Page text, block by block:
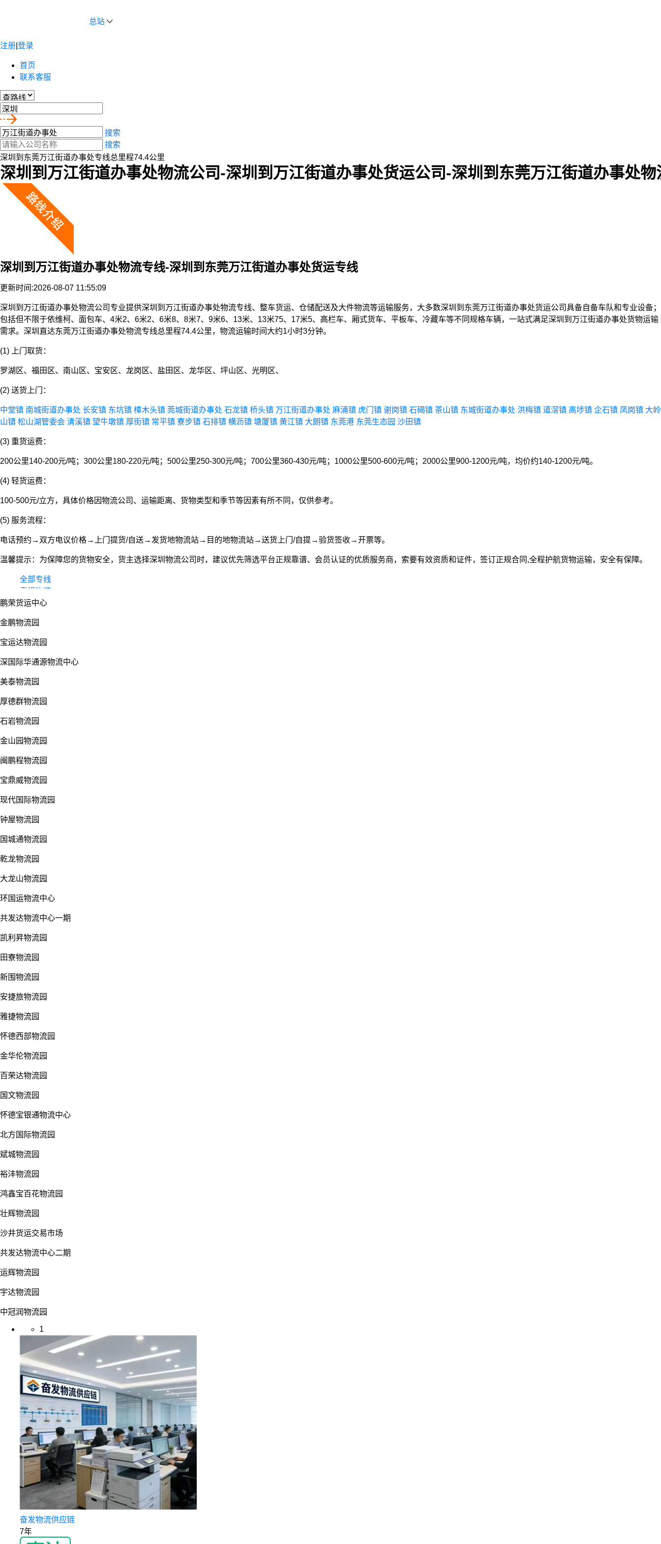
总站
注册 登录
首页
联系客服
搜索
搜索
深圳到东莞万江街道办事处专线总里程74.4公里
深圳到万江街道办事处物流公司-深圳到万江街道办事处货运公司-深圳到东莞万江街道办事处
深圳到万江街道办事处物流专线-深圳到东莞万江街道办事处货运专线
更新时间:2026-08-07 11:55:09
深圳到万江街道办事处物流公司专业提供深圳到万江街道办事处物流专线、整车货运、仓储配送及大件物流等运输服务，大多数深圳到东莞万江街道办事处货运公司具备自备车队和专业设备；
包括但不限于依维柯、面包车、4米2、6米2、6米8、8米7、9米6、13米、13米75、17米5、高栏车、厢式货车、平板车、冷藏车等不同规格车辆，一站式满足深圳到万江街道办事处货物运输
需求。深圳直达东莞万江街道办事处物流专线总里程74.4公里，物流运输时间大约1小时3分钟。
(1) 上门取货：
罗湖区、福田区、南山区、宝安区、龙岗区、盐田区、龙华区、坪山区、光明区、
(2) 送货上门：
中堂镇 南城街道办事处 长安镇 东坑镇 樟木头镇 莞城街道办事处 石龙镇 桥头镇 万江街道办事处 麻涌镇 虎门镇 谢岗镇 石碣镇 茶山镇 东城街道办事处 洪梅镇 道滘镇 高埗镇 企石镇 凤岗镇 大岭
山镇 松山湖管委会 清溪镇 望牛墩镇 厚街镇 常平镇 寮步镇 石排镇 横沥镇 塘厦镇 黄江镇 大朗镇 东莞港 东莞生态园 沙田镇
(3) 重货运费：
200公里140-200元/吨；300公里180-220元/吨；500公里250-300元/吨；700公里360-430元/吨；1000公里500-600元/吨；2000公里900-1200元/吨，均价约140-1200元/吨。
(4) 轻货运费：
100-500元/立方，具体价格因物流公司、运输距离、货物类型和季节等因素有所不同，仅供参考。
(5) 服务流程：
电话预约→双方电议价格→上门提货/自送→发货地物流站→目的地物流站→送货上门/自提→验货签收→开票等。
温馨提示：为保障您的货物安全，货主选择深圳物流公司时，建议优先筛选平台正规靠谱、会员认证的优质服务商，索要有效资质和证件，签订正规合同,全程护航货物运输，安全有保障。
全部专线
零担物流
整车货运
鹏荣货运中心
金鹏物流园
宝运达物流园
深国际华通源物流中心
美泰物流园
厚德群物流园
石岩物流园
金山园物流园
闽鹏程物流园
宝鼎威物流园
现代国际物流园
钟屋物流园
国城通物流园
乾龙物流园
大龙山物流园
环国运物流中心
共发达物流中心一期
凯利昇物流园
田寮物流园
新围物流园
安捷旅物流园
雅捷物流园
怀德西部物流园
金华伦物流园
百荣达物流园
国文物流园
怀德宝银通物流中心
北方国际物流园
斌城物流园
裕沣物流园
鸿鑫宝百花物流园
壮辉物流园
沙井货运交易市场
共发达物流中心二期
运辉物流园
宇达物流园
中冠润物流园
1
奋发物流供应链
7年